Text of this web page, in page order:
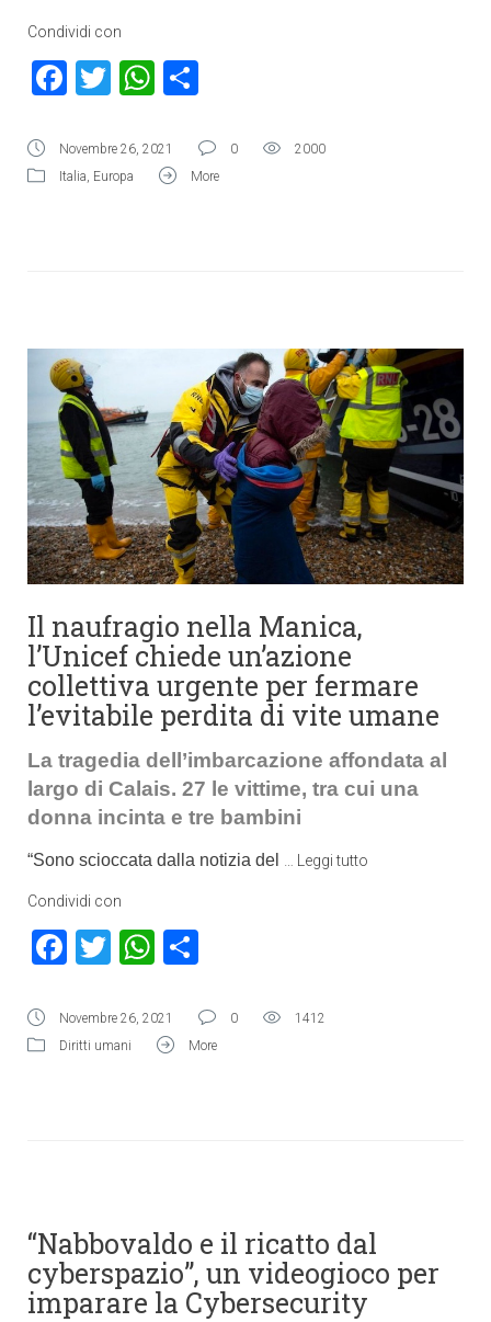
Condividi con
Facebook
TwitterWhatsApp
Novembre 26, 2021 0
2000
Italia, Europa More
Il naufragio nella Manica,
l’Unicef chiede un’azione
collettiva urgente per fermare
l’evitabile perdita di vite umane
La tragedia dell’imbarcazione affondata al
largo di Calais. 27 le vittime, tra cui una
donna incinta e tre bambini
“Sono scioccata dalla notizia del Leggi tutto
Condividi con
Facebook
TwitterWhatsApp
Novembre 26, 2021 0
1412
Diritti umani
More
“Nabbovaldo e il ricatto dal
cyberspazio”, un videogioco per
imparare la Cybersecurity